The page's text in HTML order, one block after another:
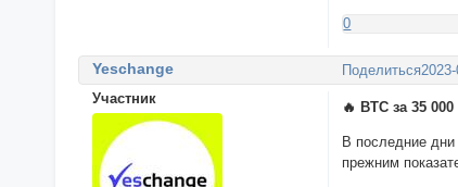
0
Поделиться
Yeschange
Участник
🔥 BTC за 35
В последние
прежним